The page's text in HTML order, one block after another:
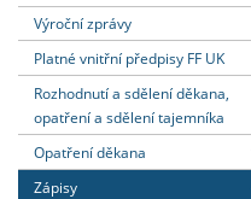
Výroční zprávy
Platné vnitřní předpisy FF UK
Rozhodnutí a sdělení děkana,
opatření a sdělení tajemníka
Opatření děkana
Zápisy